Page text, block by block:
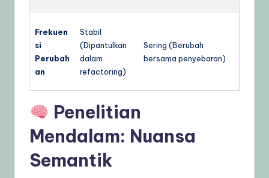
Frekuen
si
Perubah
an
Stabil
(Dipantulkan
dalam
refactoring)
Sering (Berubah
bersama penyebaran)
Penelitian
Mendalam: Nuansa
Semantik